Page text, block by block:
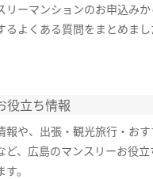
リーマンションのお申込み
るよくある質問をまとめまし
役立ち情報
報や、出張・観光旅行・お
ど、広島のマンスリーお役
。